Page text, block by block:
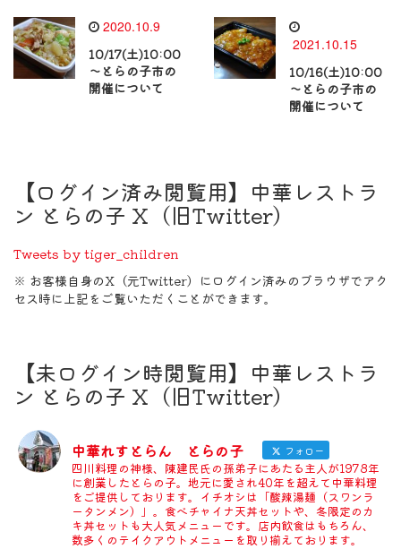
2020.10.9
10/17(土)10:00
～とらの子市の
開催について
2021.10.15
10/16(土)10:00
～とらの子市の
開催について
【ログイン済み閲覧用】中華レストラ
ン とらの子 X（旧Twitter）
Tweets by tiger_children
※ お客様自身のX（元Twitter）にログイン済みのブラウザでアク
セス時に上記をご覧いただくことができます。
【未ログイン時閲覧用】中華レストラ
ン とらの子 X（旧Twitter）
中華れすとらん とらの子 フォロー
四川料理の神様、陳建民氏の孫弟子にあたる主人が1978年
に創業したとらの子。地元に愛され40年を超えて中華料理
をご提供しております。イチオシは「酸辣湯麺（スワンラ
ータンメン）」。食べチャイナ天丼セットや、冬限定のカ
キ丼セットも大人気メニューです。店内飲食はもちろん、
数多くのテイクアウトメニューを取り揃えております。